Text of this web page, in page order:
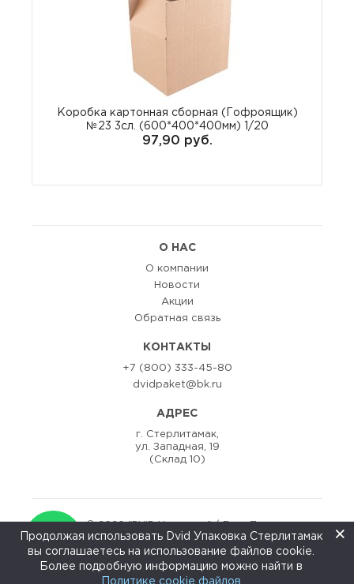
Коробка картонная сборная (Гофроящик)
№23 3сл. (600*400*400мм) 1/20
97,90 руб.
О НАС
О компании
Новости
Акции
Обратная связь
КОНТАКТЫ
+7 (800) 333-45-80
dvidpaket@bk.ru
АДРЕС
г. Стерлитамак,
ул. Западная, 19
(Склад 10)
© 2020 "DViD Упаковка" / Двид Пак
Продолжая использовать Dvid Упаковка Стерлитамак
вы соглашаетесь на использование файлов cookie.
Более подробную информацию можно найти в
Политике cookie файлов
×